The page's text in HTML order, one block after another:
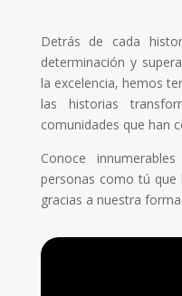
Detrás de cada
determinación y
la excelencia, hemos
las historias
comunidades que han
Conoce
personas como tú
gracias a nuestra